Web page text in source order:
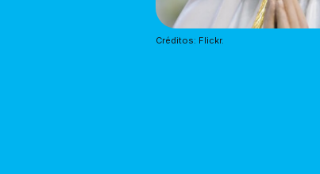
Créditos: Flickr.